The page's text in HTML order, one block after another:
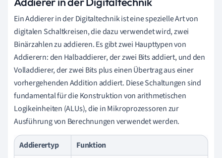
Ein Addierer in der Digitaltechnik ist eine spezielle Art von
digitalen Schaltkreisen, die dazu verwendet wird, zwei
Binärzahlen zu addieren. Es gibt zwei Haupttypen von
Addierern: den Halbaddierer, der zwei Bits addiert, und den
Volladdierer, der zwei Bits plus einen Übertrag aus einer
vorhergehenden Addition addiert. Diese Schaltungen sind
fundamental für die Konstruktion von arithmetischen
Logikeinheiten (ALUs), die in Mikroprozessoren zur
Ausführung von Berechnungen verwendet werden.
Addierertyp
Funktion